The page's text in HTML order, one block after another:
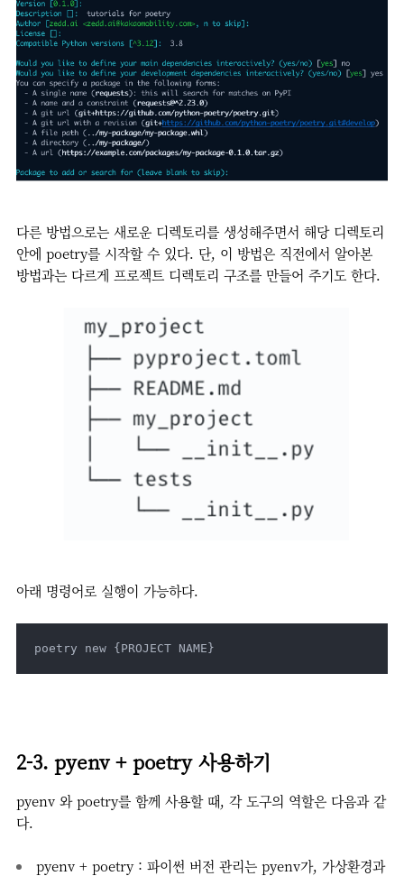
다른 방법으로는 새로운 디렉토리를 생성해주면서 해당 디렉토리
안에 poetry를 시작할 수 있다. 단, 이 방법은 직전에서 알아본
방법과는 다르게 프로젝트 디렉토리 구조를 만들어 주기도 한다.
아래 명령어로 실행이 가능하다.
poetry new {PROJECT NAME}
2-3. pyenv + poetry 사용하기
pyenv 와 poetry를 함께 사용할 때, 각 도구의 역할은 다음과 같
다.
pyenv + poetry : 파이썬 버전 관리는 pyenv가, 가상환경과